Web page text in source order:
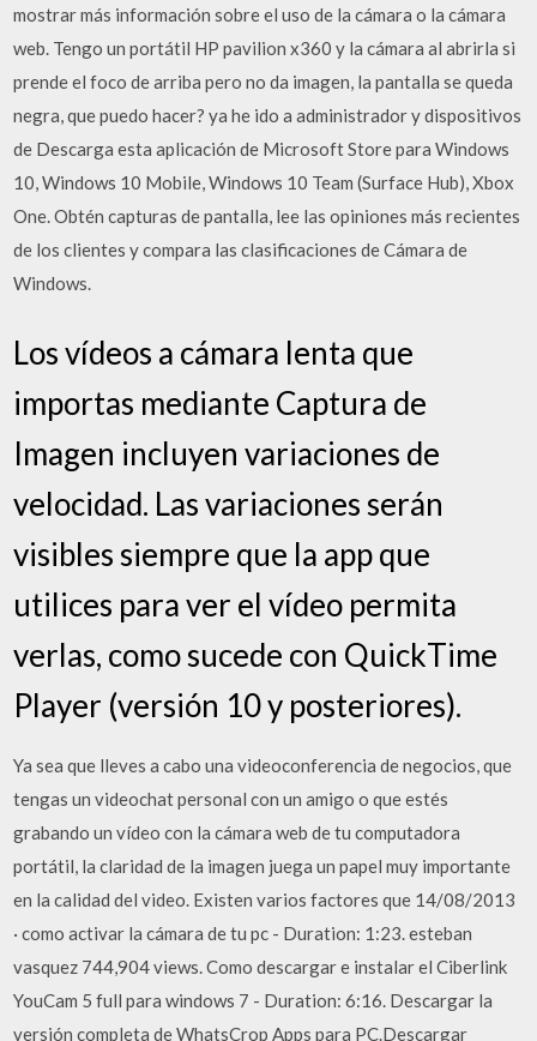
mostrar más información sobre el uso de la cámara o la cámara
web. Tengo un portátil HP pavilion x360 y la cámara al abrirla si
prende el foco de arriba pero no da imagen, la pantalla se queda
negra, que puedo hacer? ya he ido a administrador y dispositivos
de Descarga esta aplicación de Microsoft Store para Windows
10, Windows 10 Mobile, Windows 10 Team (Surface Hub), Xbox
One. Obtén capturas de pantalla, lee las opiniones más recientes
de los clientes y compara las clasificaciones de Cámara de
Windows.
Los vídeos a cámara lenta que
importas mediante Captura de
Imagen incluyen variaciones de
velocidad. Las variaciones serán
visibles siempre que la app que
utilices para ver el vídeo permita
verlas, como sucede con QuickTime
Player (versión 10 y posteriores).
Ya sea que lleves a cabo una videoconferencia de negocios, que
tengas un videochat personal con un amigo o que estés
grabando un vídeo con la cámara web de tu computadora
portátil, la claridad de la imagen juega un papel muy importante
en la calidad del video. Existen varios factores que 14/08/2013
· como activar la cámara de tu pc - Duration: 1:23. esteban
vasquez 744,904 views. Como descargar e instalar el Ciberlink
YouCam 5 full para windows 7 - Duration: 6:16. Descargar la
versión completa de WhatsCrop Apps para PC.Descargar